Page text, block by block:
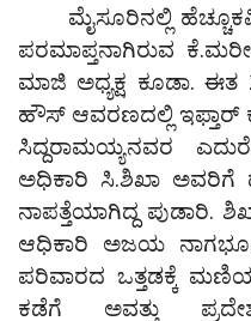
ಮೈಸೂರಿನಲ್ಲಿ
ಪರಮಾಪ್ತನಾಗಿರುವ
ಮಾಜಿ ಅಧ್ಯಕ್ಷ ಕೂಡಾ. ಈತ
ಹೌಸ್ ಆವರಣದಲ್ಲಿ ಇಫ್ತಾರ್
ಸಿದ್ದರಾಮಯ್ಯನವರ
ಅಧಿಕಾರಿ ಸಿ.ಶಿಖಾ
ನಾಪತ್ತೆಯಾಗಿದ್ದ ಪುಡಾರಿ.
ಆಧಿಕಾರಿ ಅಜಯ
ಪರಿವಾರದ ಒತ್ತಡಕ್ಕೆ
ಕಡೆಗೆ ಅವತ್ತು